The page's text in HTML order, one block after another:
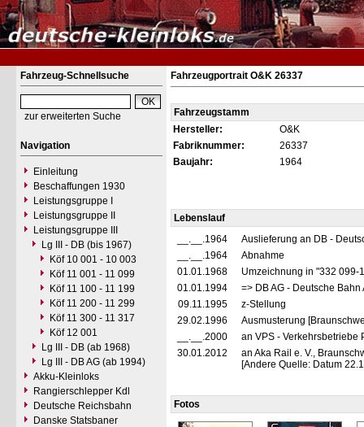
Fahrzeug-Schnellsuche
zur erweiterten Suche
Navigation
Einleitung
Beschaffungen 1930
Leistungsgruppe I
Leistungsgruppe II
Leistungsgruppe III
Lg III - DB (bis 1967)
Köf 10 001 - 10 003
Köf 11 001 - 11 099
Köf 11 100 - 11 199
Köf 11 200 - 11 299
Köf 11 300 - 11 317
Köf 12 001
Lg III - DB (ab 1968)
Lg III - DB AG (ab 1994)
Akku-Kleinloks
Rangierschlepper Kdl
Deutsche Reichsbahn
Danske Statsbaner
Fahrzeugportrait O&K 26337
Fahrzeugstamm
Hersteller:
O&K
Fabriknummer:
26337
Baujahr:
1964
Lebenslauf
__.__.1964
Auslieferung an DB -
__.__.1964
Abnahme
01.01.1968
Umzeichnung in "332 099-
01.01.1994
=> DB AG - Deutsche
09.11.1995
z-Stellung
29.02.1996
Ausmusterung
__.__.2000
an VPS -
30.01.2012
an Aka Rail e. V.,
[Andere Quelle: Datum
Fotos